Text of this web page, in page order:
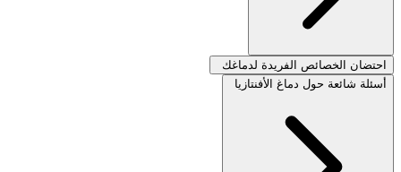
احتضان الخصائص الفريدة لدماغك
أسئلة شائعة حول دماغ الأفنتازيا